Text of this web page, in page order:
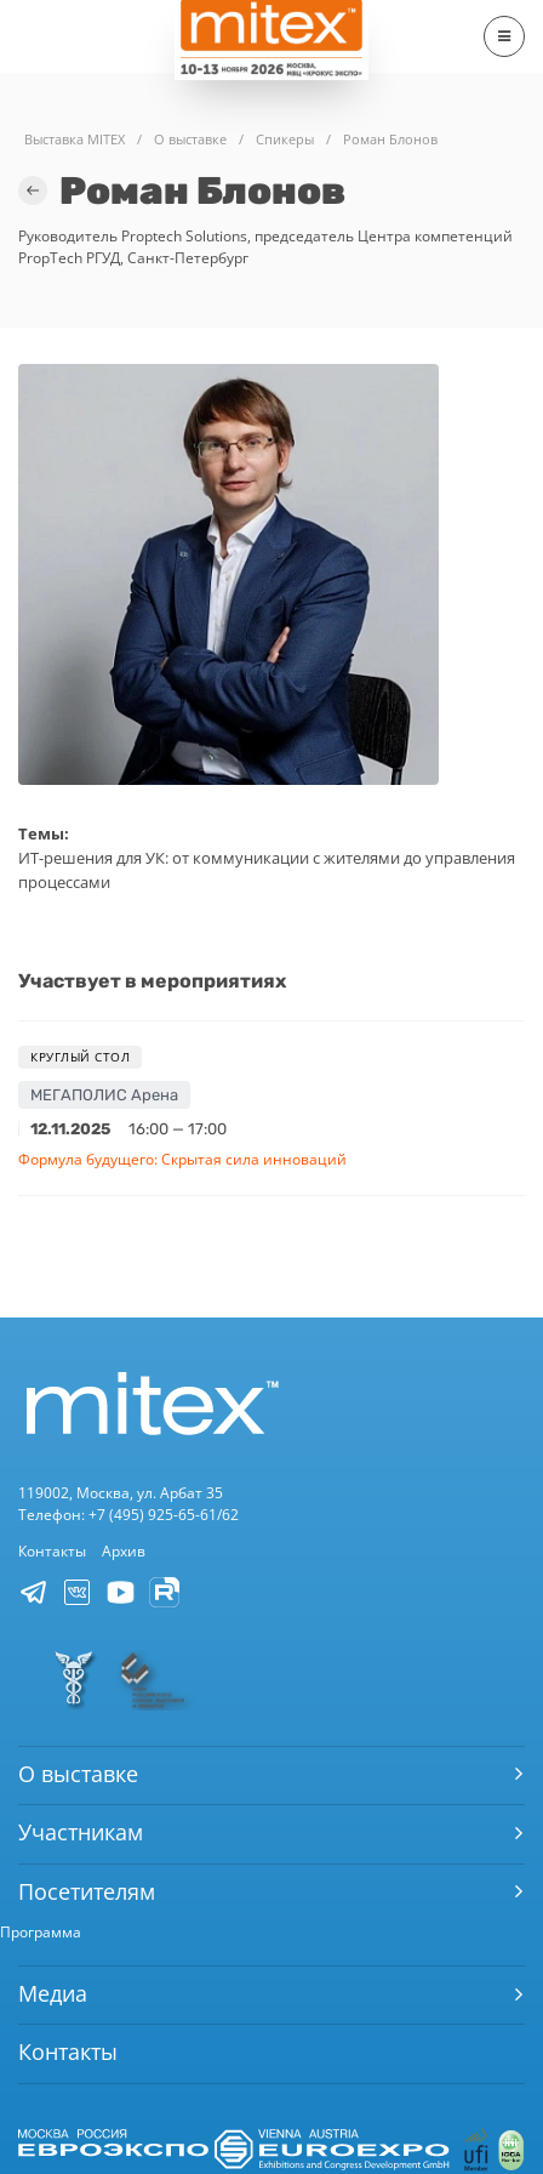
Выставка MITEX / О выставке / Спикеры / Роман Блонов
Роман Блонов
Руководитель Proptech Solutions, председатель Центра компетенций
PropTech РГУД, Санкт-Петербург
Темы:
ИТ-решения для УК: от коммуникации с жителями до управления
процессами
Участвует в мероприятиях
КРУГЛЫЙ СТОЛ
МЕГАПОЛИС Арена
12.11.2025
16:00 — 17:00
Формула будущего: Скрытая сила инноваций
119002, Москва, ул. Арбат 35
Телефон: +7 (495) 925-65-61/62
Контакты
Архив
О выставке
Участникам
Посетителям
Программа
Медиа
Контакты